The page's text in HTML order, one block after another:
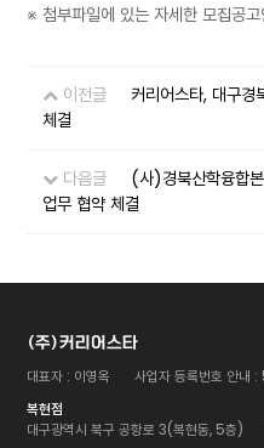
※ 첨부파일에 있는 자세한 모집공
이전글
커리어스타, 대구
체결
다음글
(사)경북산학융합
업무 협약 체결
(주)커리어스타
대표자 : 이영옥
사업자 등록번호 안
복현점
대구광역시 북구 공항로 3(복현동, 5층)